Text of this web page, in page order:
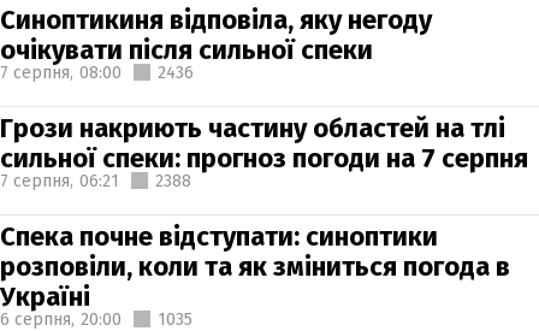
Синоптикиня відповіла, яку негоду
очікувати після сильної спеки
7 серпня, 08:00 2436
Грози накриють частину областей на тлі
сильної спеки: прогноз погоди на 7 серпня
7 серпня, 06:21 2388
Спека почне відступати: синоптики
розповіли, коли та як зміниться погода в
Україні
6 серпня, 20:00 1035